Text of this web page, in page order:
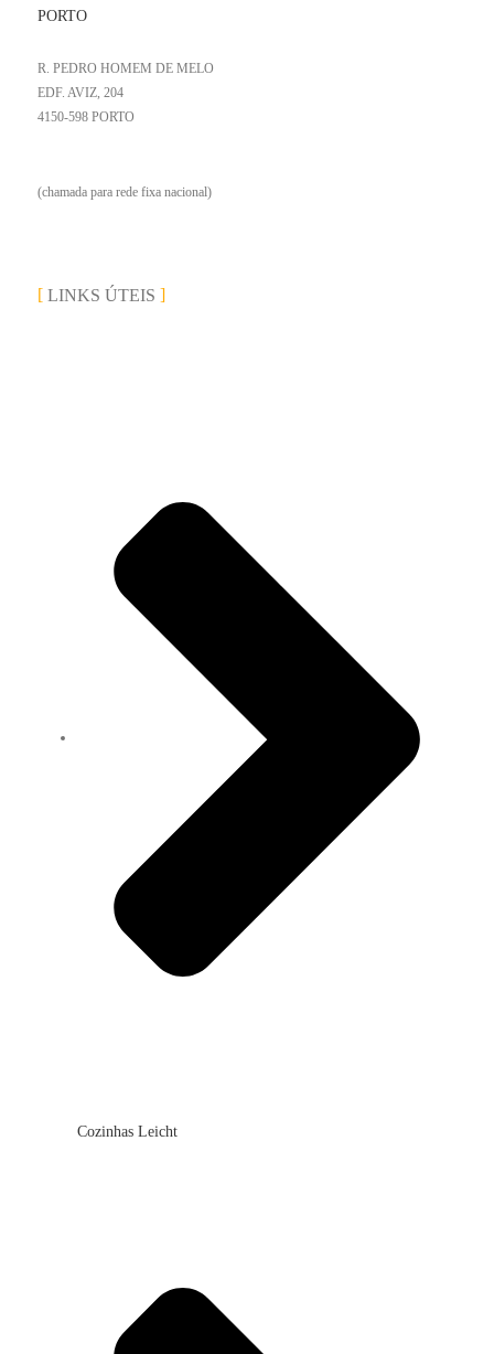
PORTO
R. PEDRO HOMEM DE MELO
EDF. AVIZ, 204
4150-598 PORTO
(chamada para rede fixa nacional)
LINKS ÚTEIS
Cozinhas Leicht